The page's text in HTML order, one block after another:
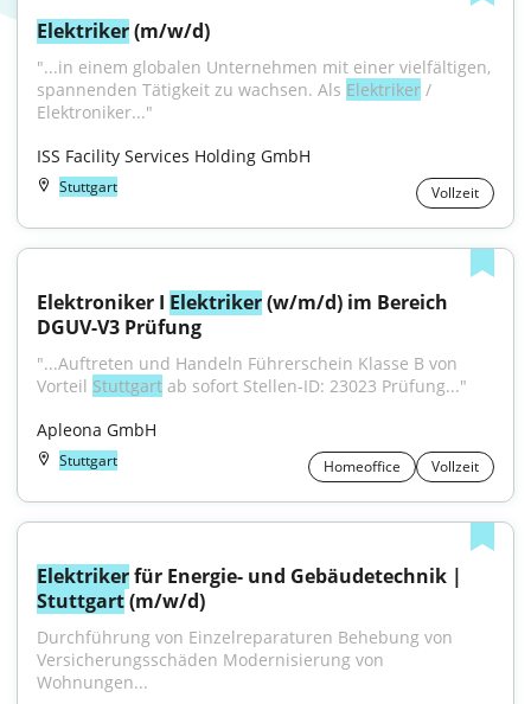
Elektriker (m/w/d)
"...in einem globalen Unternehmen mit einer vielfältigen,
spannenden Tätigkeit zu wachsen. Als Elektriker /
Elektroniker..."
ISS Facility Services Holding GmbH
Stuttgart Vollzeit
Elektroniker I Elektriker (w/m/d) im Bereich
DGUV-V3 Prüfung
"...Auftreten und Handeln Führerschein Klasse B von
Vorteil Stuttgart ab sofort Stellen-ID: 23023 Prüfung..."
Apleona GmbH
Stuttgart Homeoffice Vollzeit
Elektriker
Stuttgart (m/w/d)
Durchführung von Einzelreparaturen Behebung von
Versicherungsschäden Modernisierung von
Wohnungen...